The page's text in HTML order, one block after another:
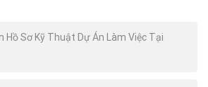
Hồ Sơ Kỹ Thuật Dự Án Làm Việc Tại